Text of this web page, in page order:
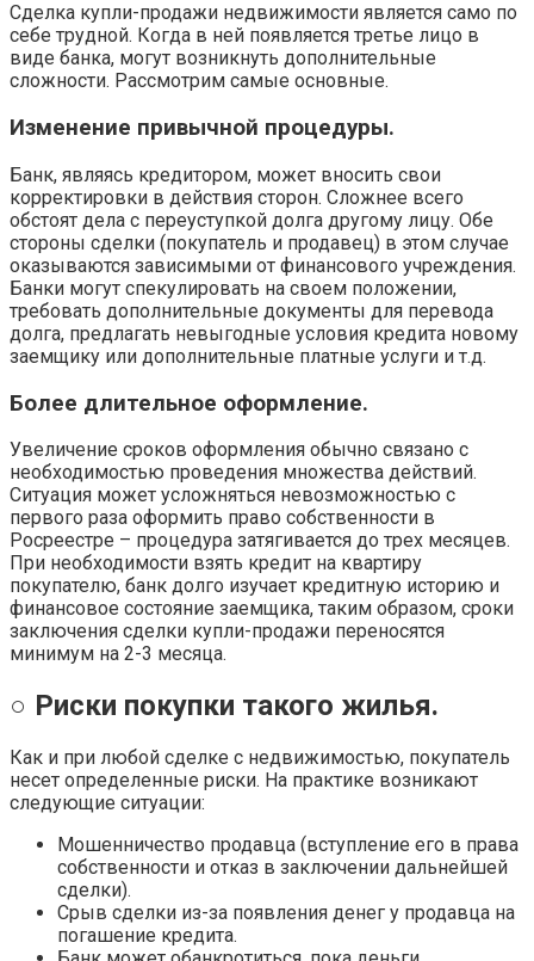
Сделка купли-продажи недвижимости является само по
себе трудной. Когда в ней появляется третье лицо в
виде банка, могут возникнуть дополнительные
сложности. Рассмотрим самые основные.
Изменение привычной процедуры.
Банк, являясь кредитором, может вносить свои
корректировки в действия сторон. Сложнее всего
обстоят дела с переуступкой долга другому лицу. Обе
стороны сделки (покупатель и продавец) в этом случае
оказываются зависимыми от финансового учреждения.
Банки могут спекулировать на своем положении,
требовать дополнительные документы для перевода
долга, предлагать невыгодные условия кредита новому
заемщику или дополнительные платные услуги и т.д.
Более длительное оформление.
Увеличение сроков оформления обычно связано с
необходимостью проведения множества действий.
Ситуация может усложняться невозможностью с
первого раза оформить право собственности в
Росреестре – процедура затягивается до трех месяцев.
При необходимости взять кредит на квартиру
покупателю, банк долго изучает кредитную историю и
финансовое состояние заемщика, таким образом, сроки
заключения сделки купли-продажи переносятся
минимум на 2-3 месяца.
○ Риски покупки такого жилья.
Как и при любой сделке с недвижимостью, покупатель
несет определенные риски. На практике возникают
следующие ситуации:
Мошенничество продавца (вступление его в права
собственности и отказ в заключении дальнейшей
сделки).
Срыв сделки из-за появления денег у продавца на
погашение кредита.